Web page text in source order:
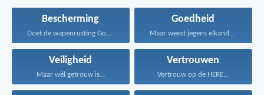
Bescherming
Doet de wapenrusting Gods...
Goedheid
Maar weest jegens elkander...
Veiligheid
Maar wèl getrouw is...
Vertrouwen
Vertrouw op de HERE...